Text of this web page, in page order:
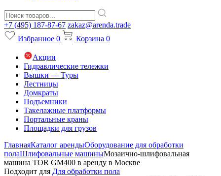
+7 (495) 187-87-67 zakaz@arenda.trade
Избранное 0 Корзина 0
Акции
Гидравлические тележки
Вышки — Туры
Лестницы
Домкраты
Подъемники
Такелажные платформы
Портальные краны
Площадки для грузов
ГлавнаяКаталог арендыОборудование для обработки
полаШлифовальные машиныМозаично-шлифовальная
машина TOR GM400 в аренду в Москве
Подходит для Для обработки пола